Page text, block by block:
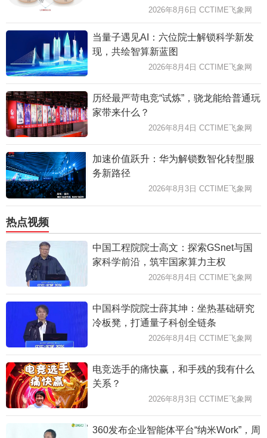
2026年8月6日 CCTIME飞象网
当量子遇见AI：六位院士解锁科学新发
现，共绘智算新蓝图
2026年8月4日 CCTIME飞象网
历经最严苛电竞“试炼”，骁龙能给普通玩
家带来什么？
2026年8月4日 CCTIME飞象网
加速价值跃升：华为解锁数智化转型服
务新路径
2026年8月3日 CCTIME飞象网
热点视频
中国工程院院士高文：探索GSnet与国
家科学前沿，筑牢国家算力主权
2026年8月4日 CCTIME飞象网
中国科学院院士薛其坤：坐热基础研究
冷板凳，打通量子科创全链条
2026年8月4日 CCTIME飞象网
电竞选手的痛快赢，和手残的我有什么
关系？
2026年8月3日 CCTIME飞象网
360发布企业智能体平台“纳米Work”，周